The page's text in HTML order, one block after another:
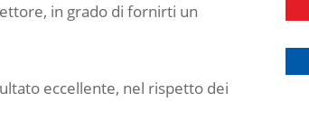
in grado di fornirti un
eccellente, nel rispetto dei